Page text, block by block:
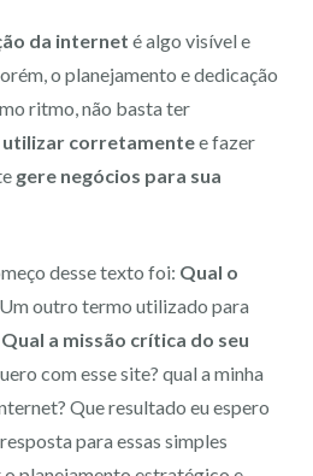
da internet é algo visível e
o planejamento e dedicação
ritmo, não basta ter
utilizar corretamentee fazer
gere negócios para sua
desse texto foi: Qual o
Um outro termo utilizado para
Qual a missão crítica do seu
com esse site? qual a minha
Que resultado eu espero
para essas simples